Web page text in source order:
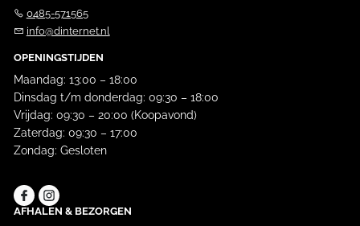
0485-571565
info@dinternet.nl
OPENINGSTIJDEN
Maandag: 13:00 – 18:00
Dinsdag t/m donderdag: 09:30 – 18:00
Vrijdag: 09:30 – 20:00 (Koopavond)
Zaterdag: 09:30 – 17:00
Zondag: Gesloten
AFHALEN & BEZORGEN